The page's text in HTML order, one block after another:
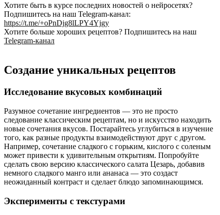
Хотите быть в курсе последних новостей о нейросетях?
Подпишитесь на наш Telegram-канал:
https://t.me/+oPnDjg8lLPY4Yjgy
Хотите больше хороших рецептов? Подпишитесь на наш
Telegram-канал
Создание уникальных рецептов
Исследование вкусовых комбинаций
Разумное сочетание ингредиентов — это не просто
следование классическим рецептам, но и искусство находить
новые сочетания вкусов. Постарайтесь углубиться в изучение
того, как разные продукты взаимодействуют друг с другом.
Например, сочетание сладкого с горьким, кислого с соленым
может привести к удивительным открытиям. Попробуйте
сделать свою версию классического салата Цезарь, добавив
немного сладкого манго или ананаса — это создаст
неожиданный контраст и сделает блюдо запоминающимся.
Эксперименты с текстурами